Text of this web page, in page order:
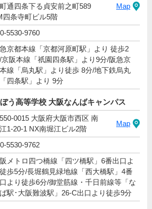
通四条下る貞安前之町589
四条寺町ビル5階
Map
5530-9760
京都本線「京都河原町駅」より 徒歩2
京阪本線「祇園四条駅」より9分/阪急京
線「烏丸駅」より徒歩 8分/地下鉄烏丸
四条駅」より 9分
う高等学校 大阪なんばキャンパス
0015 大阪府大阪市西区 南
1-20-1 NX南堀江ビル2階
Map
5530-9762
メトロ四つ橋線「四ツ橋駅」6番出口よ
歩5分/長堀鶴見緑地線「西大橋駅」4番
より徒歩6分/御堂筋線・千日前線等「な
駅･大阪難波駅」26-C出口より徒歩9分